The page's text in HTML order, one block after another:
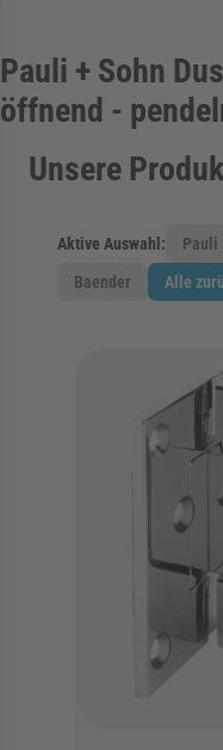
für
Pauli + Sohn
öffnend -
Unsere
Aktive Auswahl: Pauli
Baender
Alle